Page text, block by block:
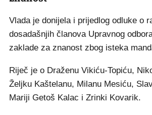
Vlada je donijela i prijedlog odluke o
dosadašnjih članova Upravnog
zaklade za znanost zbog isteka
Riječ je o Draženu Vikiću-Topiću,
Željku Kaštelanu, Milanu Mesiću,
Mariji Getoš Kalac i Zrinki Kovarik.